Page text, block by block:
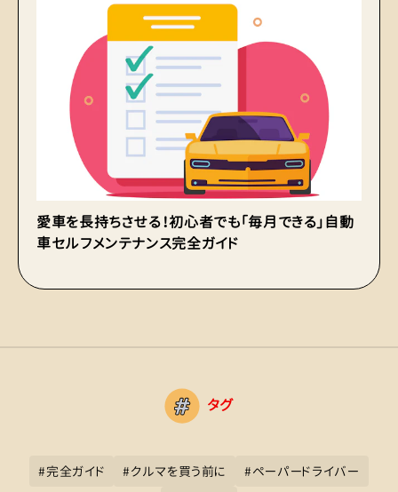
愛車を長持ちさせる！初心者でも「毎月できる」自動
車セルフメンテナンス完全ガイド
タグ
#完全ガイド #クルマを買う前に #ペーパードライバー